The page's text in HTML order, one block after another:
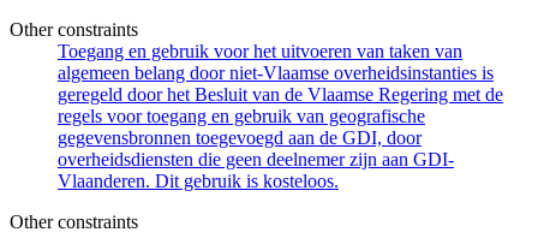
Other constraints
Toegang en gebruik voor het uitvoeren van taken van
algemeen belang door niet-Vlaamse overheidsinstanties is
geregeld door het Besluit van de Vlaamse Regering met de
regels voor toegang en gebruik van geografische
gegevensbronnen toegevoegd aan de GDI, door
overheidsdiensten die geen deelnemer zijn aan GDI-
Vlaanderen. Dit gebruik is kosteloos.
Other constraints